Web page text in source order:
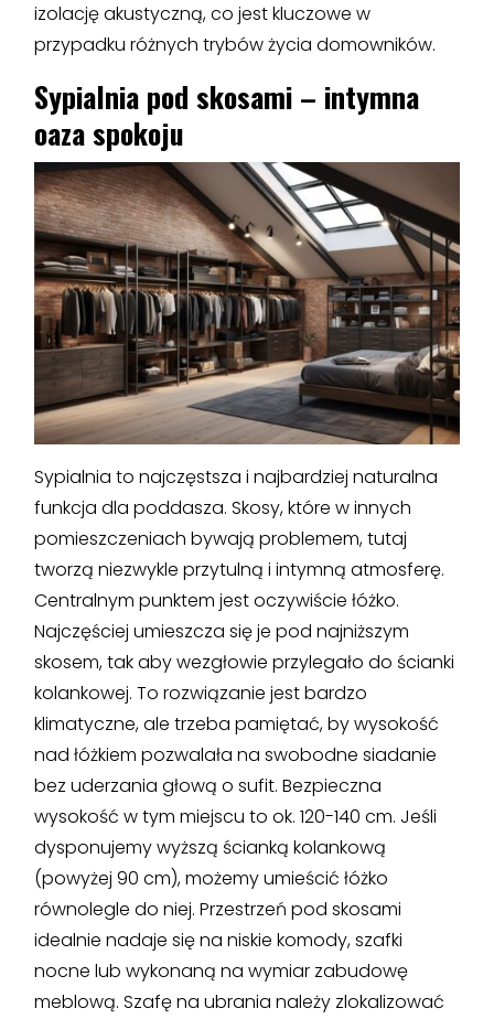
izolację akustyczną, co jest kluczowe w
przypadku różnych trybów życia domowników.
Sypialnia pod skosami – intymna
oaza spokoju
Sypialnia to najczęstsza i najbardziej naturalna
funkcja dla poddasza. Skosy, które w innych
pomieszczeniach bywają problemem, tutaj
tworzą niezwykle przytulną i intymną atmosferę.
Centralnym punktem jest oczywiście łóżko.
Najczęściej umieszcza się je pod najniższym
skosem, tak aby wezgłowie przylegało do ścianki
kolankowej. To rozwiązanie jest bardzo
klimatyczne, ale trzeba pamiętać, by wysokość
nad łóżkiem pozwalała na swobodne siadanie
bez uderzania głową o sufit. Bezpieczna
wysokość w tym miejscu to ok. 120-140 cm. Jeśli
dysponujemy wyższą ścianką kolankową
(powyżej 90 cm), możemy umieścić łóżko
równolegle do niej. Przestrzeń pod skosami
idealnie nadaje się na niskie komody, szafki
nocne lub wykonaną na wymiar zabudowę
meblową. Szafę na ubrania należy zlokalizować